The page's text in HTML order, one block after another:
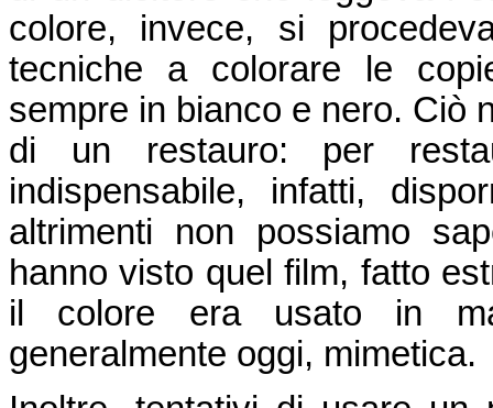
colore, invece, si
tecniche a colorare le
sempre in bianco e nero. Ciò
di un restauro: per
indispensabile, infatti,
altrimenti non possiamo
hanno visto quel film, fatto
il colore era usato in
generalmente oggi, mimetica.